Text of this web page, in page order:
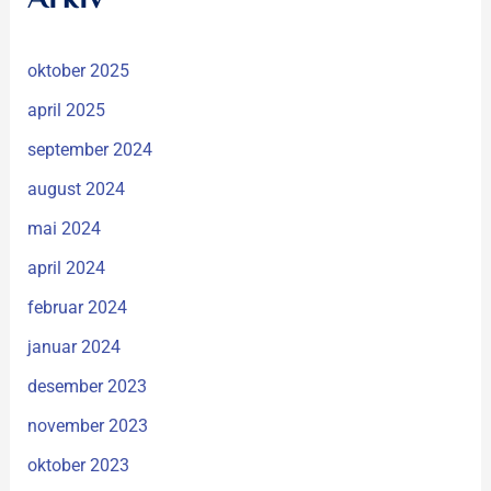
oktober 2025
april 2025
september 2024
august 2024
mai 2024
april 2024
februar 2024
januar 2024
desember 2023
november 2023
oktober 2023